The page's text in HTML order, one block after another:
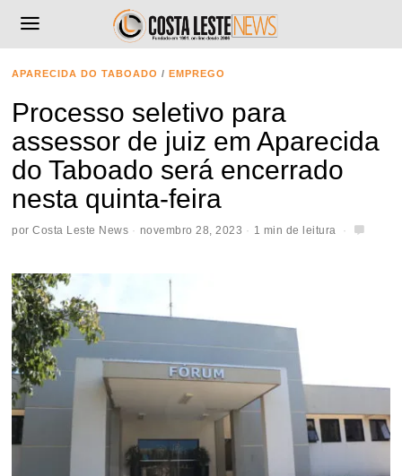
APARECIDA DO TABOADO / EMPREGO
Processo seletivo para
assessor de juiz em Aparecida
do Taboado será encerrado
nesta quinta-feira
porCosta Leste News novembro 28, 2023 1 min de leitura